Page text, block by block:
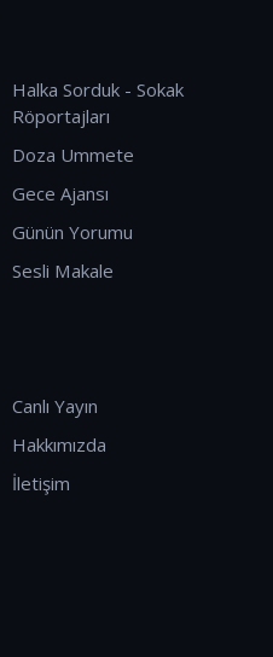
Halka Sorduk - Sokak
Röportajları
Doza Ummete
Gece Ajansı
Günün Yorumu
Sesli Makale
Canlı Yayın
Hakkımızda
İletişim